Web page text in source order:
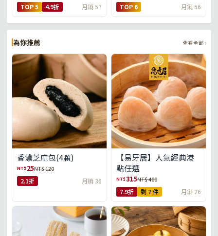
TOP 5 4.9折 月銷 57 TOP 6 月銷 56
為你推薦 查看全部 ›
香濃芝麻包(4顆)
NT$ 25NT$ 120
2.1折 月銷 36
【易牙居】人氣經典港
點任選
NT$315NT$ 400
7.9折 剩 7 件 月銷 26